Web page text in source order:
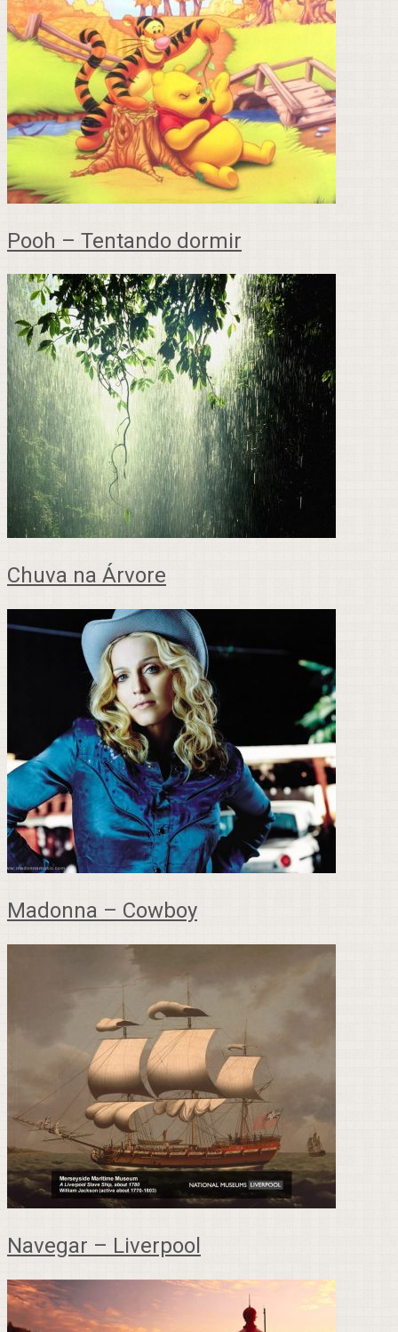
Pooh – Tentando dormir
Chuva na Árvore
Madonna – Cowboy
Navegar – Liverpool